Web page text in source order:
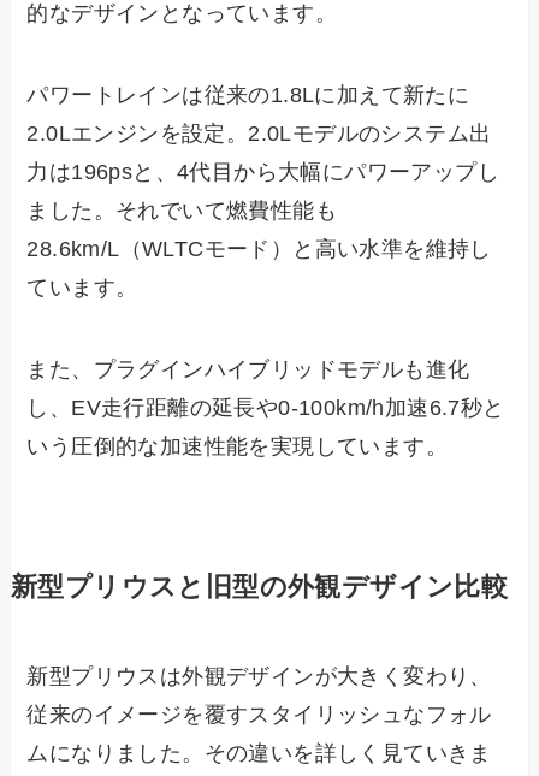
的なデザインとなっています。
パワートレインは従来の1.8Lに加えて新たに
2.0Lエンジンを設定。2.0Lモデルのシステム出
力は196psと、4代目から大幅にパワーアップし
ました。それでいて燃費性能も
28.6km/L（WLTCモード）と高い水準を維持し
ています。
また、プラグインハイブリッドモデルも進化
し、EV走行距離の延長や0-100km/h加速6.7秒と
いう圧倒的な加速性能を実現しています。
新型プリウスと旧型の外観デザイン比較
新型プリウスは外観デザインが大きく変わり、
従来のイメージを覆すスタイリッシュなフォル
ムになりました。その違いを詳しく見ていきま